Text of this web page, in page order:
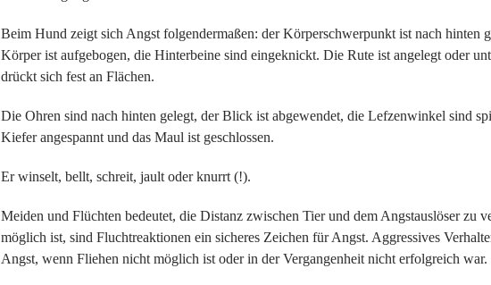
Beim Hund zeigt sich Angst folgendermaßen: der Körperschwerpunkt ist nach hinten
Körper ist aufgebogen, die Hinterbeine sind eingeknickt. Die Rute ist angelegt oder
drückt sich fest an Flächen.
Die Ohren sind nach hinten gelegt, der Blick ist abgewendet, die Lefzenwinkel sind
Kiefer angespannt und das Maul ist geschlossen.
Er winselt, bellt, schreit, jault oder knurrt (!).
Meiden und Flüchten bedeutet, die Distanz zwischen Tier und dem Angstauslöser zu
möglich ist, sind Fluchtreaktionen ein sicheres Zeichen für Angst. Aggressives
Angst, wenn Fliehen nicht möglich ist oder in der Vergangenheit nicht erfolgreich war.